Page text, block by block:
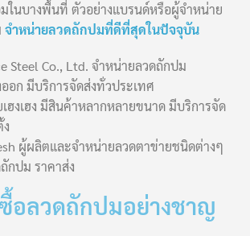
ในบางพื้นที่ ตัวอย่างแบรนด์หรือผู้จำหน่าย
จำหน่ายลวดถักปมที่ดีที่สุดในปัจจุบัน
Steel Co., Ltd. จำหน่ายลวดถักปม
อก มีบริการจัดส่งทั่วประเทศ
ฮงเฮง มีสินค้าหลากหลายขนาด มีบริการจัด
ผู้ผลิตและจำหน่ายลวดตาข่ายชนิดต่างๆ
กปม ราคาส่ง
อลวดถักปมอย่างชาญ